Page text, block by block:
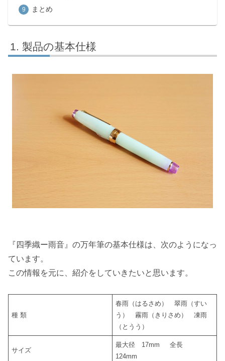
まとめ
製品の基本仕様
『四季織ー雨音』の万年筆の基本仕様は、次のようになっ
ています。
この情報を元に、紹介をしていきたいと思います。
種 類
春雨（はるさめ） 翠雨（すい
う） 霧雨（きりさめ） 凍雨
（とうう）
サイズ
最大径 17mm 全長
124mm